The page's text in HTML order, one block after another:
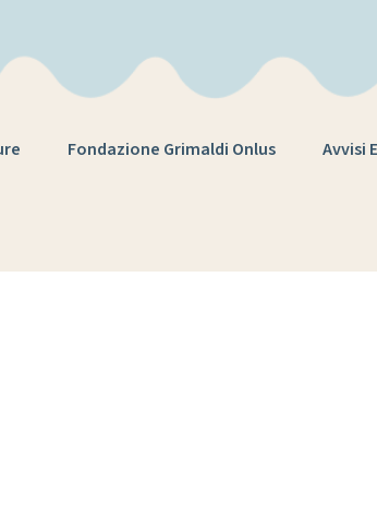
Fondazione Grimaldi Onlus Avvisi